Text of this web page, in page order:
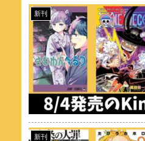
新刊
新刊